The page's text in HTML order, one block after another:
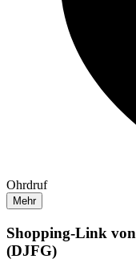
Ohrdruf
Mehr
Shopping-Link von
(DJFG)